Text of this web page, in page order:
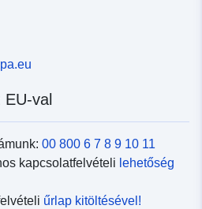
val
00 800 6 7 8 9 10 11
kapcsolatfelvételi lehetőség
űrlap kitöltésével!